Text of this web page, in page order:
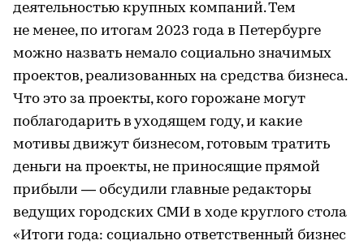
деятельностью крупных компаний. Тем
не менее, по итогам 2023 года в Петербурге
можно назвать немало социально значимых
проектов, реализованных на средства бизнеса.
Что это за проекты, кого горожане могут
поблагодарить в уходящем году, и какие
мотивы движут бизнесом, готовым тратить
деньги на проекты, не приносящие прямой
прибыли — обсудили главные редакторы
ведущих городских СМИ в ходе круглого стола
«Итоги года: социально ответственный бизнес